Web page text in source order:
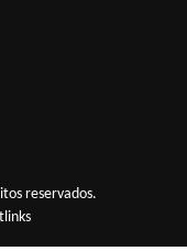
reservados.